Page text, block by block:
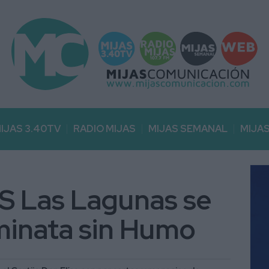
3.40TV RADIO MIJAS MIJAS SEMANAL
Las Lagunas se
sin Humo